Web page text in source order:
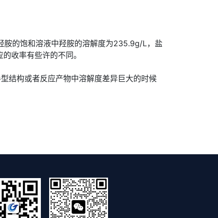
的饱和溶液中羟胺的溶解度为235.9g/L，盐
收率有些许的不同。
结构或者反应产物中溶解度差异巨大的时候